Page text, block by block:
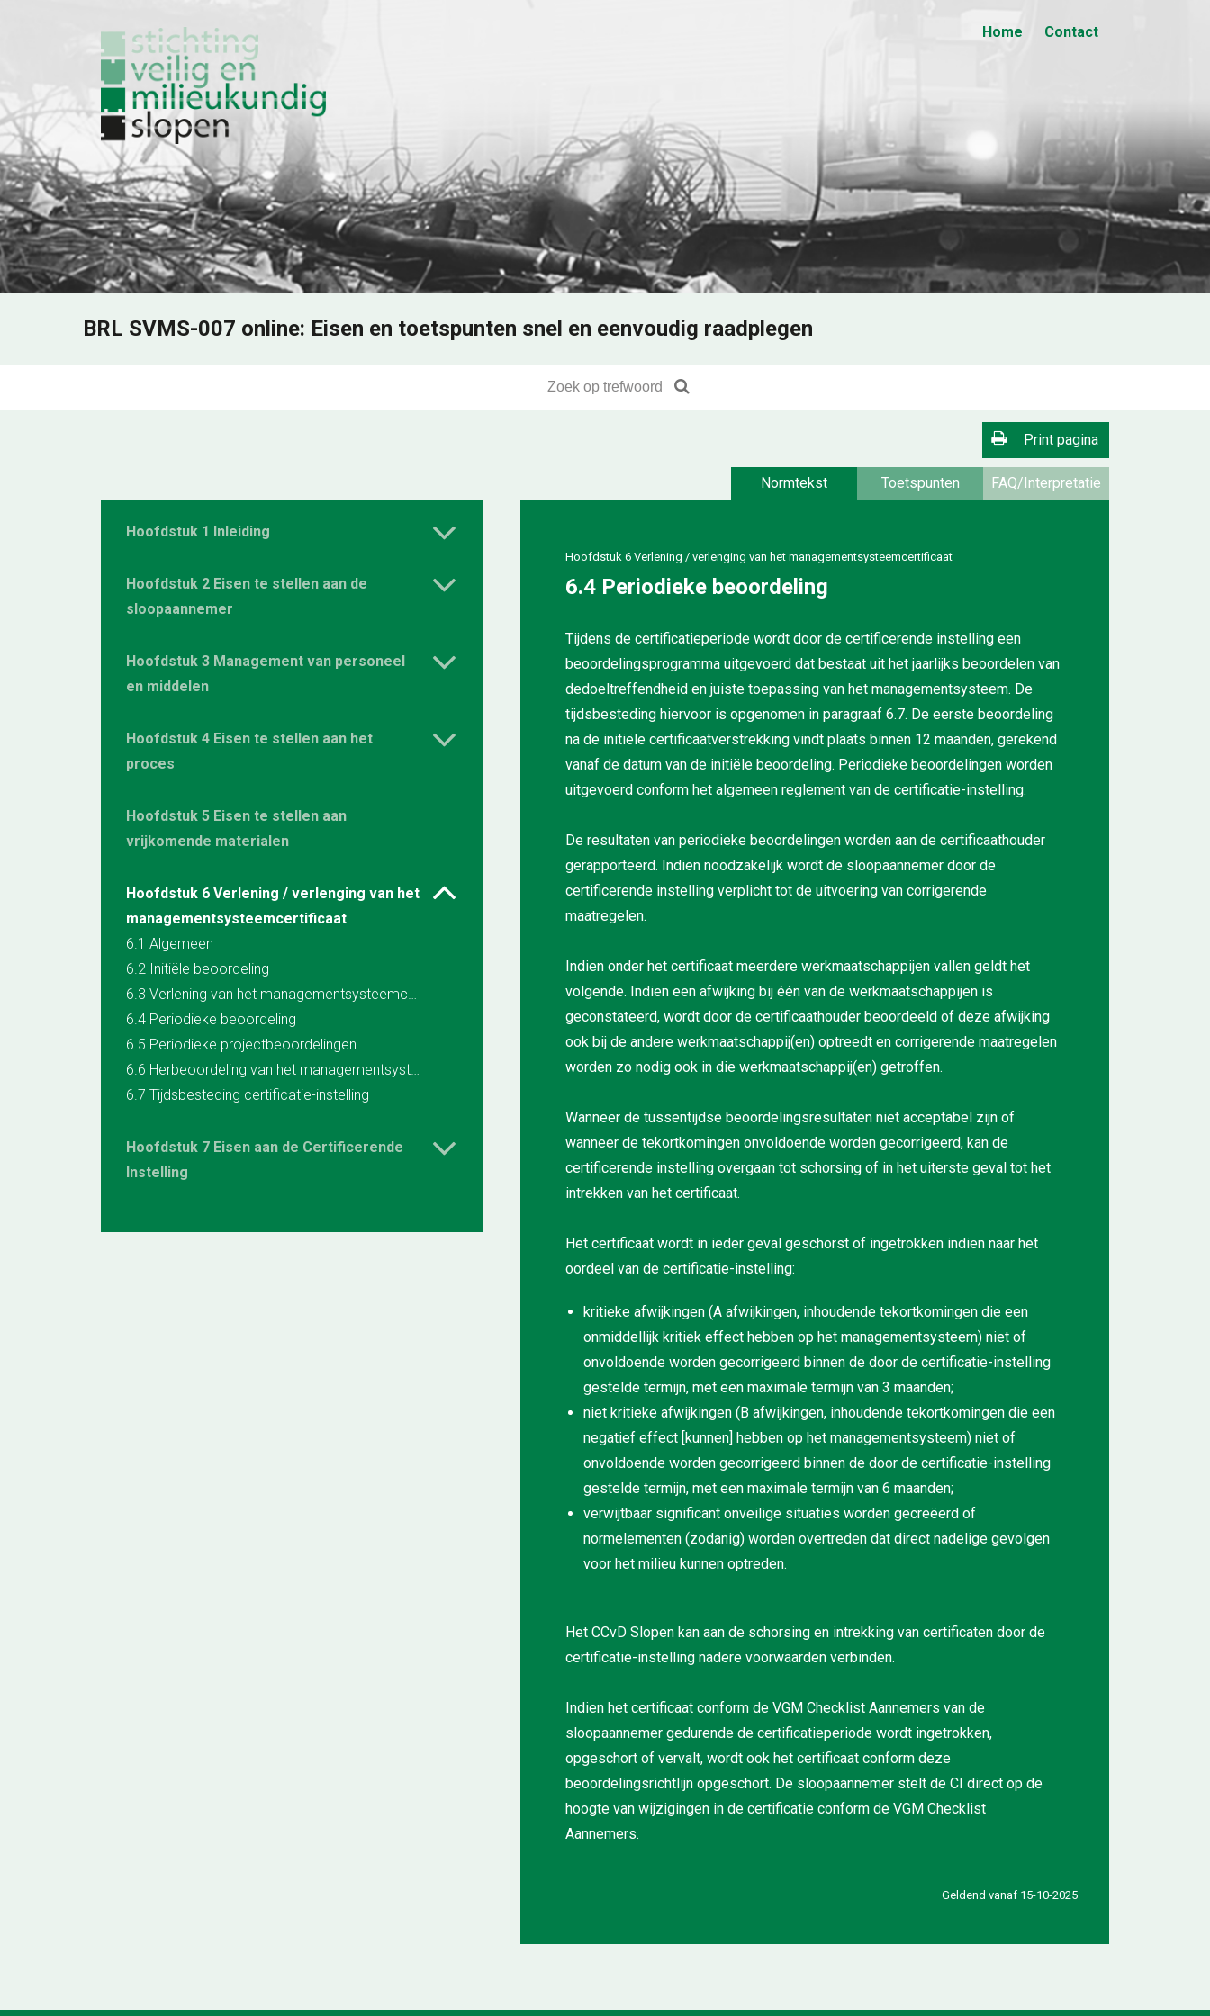
Home Contact
BRL SVMS-007 online: Eisen en toetspunten snel en eenvoudig raadplegen
Hoofdstuk 1 Inleiding
Hoofdstuk 2 Eisen te stellen aan de
sloopaannemer
Hoofdstuk 3 Management van personeel
en middelen
Hoofdstuk 4 Eisen te stellen aan het
proces
Hoofdstuk 5 Eisen te stellen aan
vrijkomende materialen
Hoofdstuk 6 Verlening / verlenging van het
managementsysteemcertificaat
6.1 Algemeen
6.2 Initiële beoordeling
6.3 Verlening van het managementsysteemcertificaat
6.4 Periodieke beoordeling
6.5 Periodieke projectbeoordelingen
6.6 Herbeoordeling van het managementsysteemcertificaat
6.7 Tijdsbesteding certificatie-instelling
Hoofdstuk 7 Eisen aan de Certificerende
Instelling
Print pagina
FAQ/Interpretatie
Toetspunten
Normtekst
Hoofdstuk 6 Verlening / verlenging van het managementsysteemcertificaat
6.4 Periodieke beoordeling
Tijdens de certificatieperiode wordt door de certificerende instelling een
beoordelingsprogramma uitgevoerd dat bestaat uit het jaarlijks beoordelen van
dedoeltreffendheid en juiste toepassing van het managementsysteem. De
tijdsbesteding hiervoor is opgenomen in paragraaf 6.7. De eerste beoordeling
na de initiële certificaatverstrekking vindt plaats binnen 12 maanden, gerekend
vanaf de datum van de initiële beoordeling. Periodieke beoordelingen worden
uitgevoerd conform het algemeen reglement van de certificatie-instelling.
De resultaten van periodieke beoordelingen worden aan de certificaathouder
gerapporteerd. Indien noodzakelijk wordt de sloopaannemer door de
certificerende instelling verplicht tot de uitvoering van corrigerende
maatregelen.
Indien onder het certificaat meerdere werkmaatschappijen vallen geldt het
volgende. Indien een afwijking bij één van de werkmaatschappijen is
geconstateerd, wordt door de certificaathouder beoordeeld of deze afwijking
ook bij de andere werkmaatschappij(en) optreedt en corrigerende maatregelen
worden zo nodig ook in die werkmaatschappij(en) getroffen.
Wanneer de tussentijdse beoordelingsresultaten niet acceptabel zijn of
wanneer de tekortkomingen onvoldoende worden gecorrigeerd, kan de
certificerende instelling overgaan tot schorsing of in het uiterste geval tot het
intrekken van het certificaat.
Het certificaat wordt in ieder geval geschorst of ingetrokken indien naar het
oordeel van de certificatie-instelling:
kritieke afwijkingen (A afwijkingen, inhoudende tekortkomingen die een
onmiddellijk kritiek effect hebben op het managementsysteem) niet of
onvoldoende worden gecorrigeerd binnen de door de certificatie-instelling
gestelde termijn, met een maximale termijn van 3 maanden;
niet kritieke afwijkingen (B afwijkingen, inhoudende tekortkomingen die een
negatief effect [kunnen] hebben op het managementsysteem) niet of
onvoldoende worden gecorrigeerd binnen de door de certificatie-instelling
gestelde termijn, met een maximale termijn van 6 maanden;
verwijtbaar significant onveilige situaties worden gecreëerd of
normelementen (zodanig) worden overtreden dat direct nadelige gevolgen
voor het milieu kunnen optreden.
Het CCvD Slopen kan aan de schorsing en intrekking van certificaten door de
certificatie-instelling nadere voorwaarden verbinden.
Indien het certificaat conform de VGM Checklist Aannemers van de
sloopaannemer gedurende de certificatieperiode wordt ingetrokken,
opgeschort of vervalt, wordt ook het certificaat conform deze
beoordelingsrichtlijn opgeschort. De sloopaannemer stelt de CI direct op de
hoogte van wijzigingen in de certificatie conform de VGM Checklist
Aannemers.
Geldend vanaf 15-10-2025